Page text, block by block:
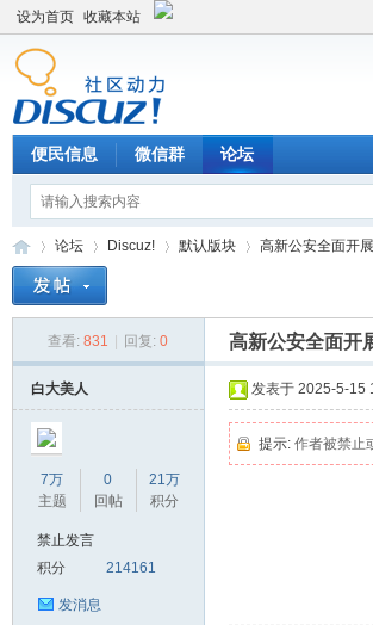
设为首页 收藏本站
便民信息 微信群 论坛
论坛
›
Discuz!
›
默认版块
›
高新公安全面开
查看: 831 回复: 0 高新公安全面开
白大美人
7万
主题
0
回帖
21万
积分
禁止发言
积分
214161
发消息
发表于 2025-5-15
提示: 作者被禁止